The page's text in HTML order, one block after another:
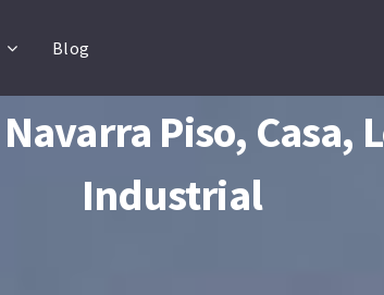
Blog
Piso, Casa,
Industrial